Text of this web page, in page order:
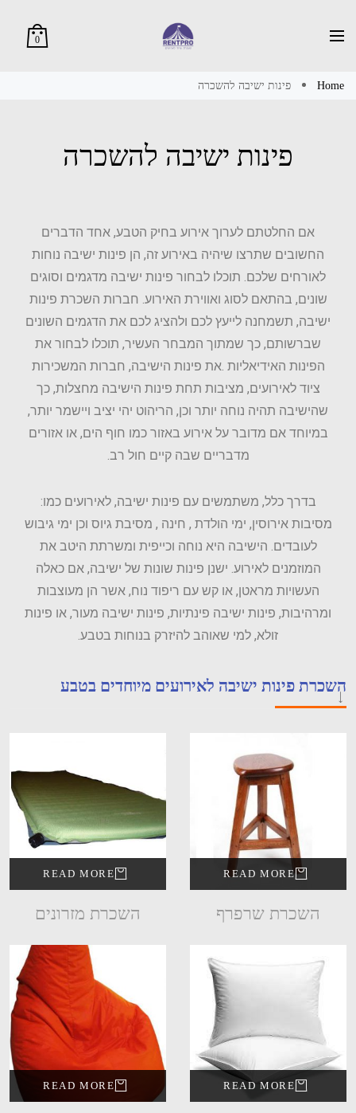
0
Home פינות ישיבה להשכרה
פינות ישיבה להשכרה
אם החלטתם לערוך אירוע בחיק הטבע, אחד הדברים
החשובים שתרצו שיהיה באירוע זה, הן פינות ישיבה נוחות
לאורחים שלכם. תוכלו לבחור פינות ישיבה מדגמים וסוגים
שונים, בהתאם לסוג ואווירת האירוע. חברות השכרת פינות
ישיבה, תשמחנה לייעץ לכם ולהציג לכם את הדגמים השונים
שברשותם, כך שמתוך המבחר העשיר, תוכלו לבחור את
הפינות האידיאליות .את פינות הישיבה, חברות המשכירות
ציודלאירועים, מציבות תחת פינות הישיבה מחצלות, כך
שהישיבה תהיה נוחה יותר וכן, הריהוט יהי יציב ויישמר יותר,
במיוחד אם מדובר על אירוע באזור כמו חוף הים, או אזורים
מדבריים שבה קיים חול רב.
בדרך כלל, משתמשים עם פינות ישיבה, לאירועים כמו:
מסיבות אירוסין, ימי הולדת , חינה , מסיבת גיוס וכן ימי גיבוש
לעובדים. הישיבה היא נוחה וכייפית ומשרתת היטב את
המוזמנים לאירוע. ישנן פינות שונות של ישיבה, אם כאלה
העשויות מראטן, או קש עם ריפוד נוח, אשר הן מעוצבות
ומרהיבות, פינות ישיבה פינתיות, פינות ישיבה מעור, או פינות
זולא, למי שאוהב להיזרק בנוחות בטבע.
השכרת פינות ישיבה לאירועים מיוחדים בטבע
READ MORE
השכרת שרפרף
READ MORE
השכרת מזרונים
READ MORE
READ MORE